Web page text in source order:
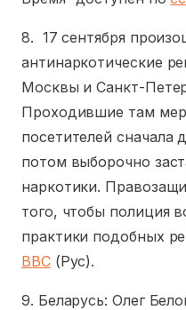
8. 17 сентября
антинаркотические
Москвы и Санкт-
Проходившие там
посетителей сначала
потом выборочно
наркотики.
того, чтобы полиция
практики подобных
BBC(Рус).
9. Беларусь: Олег